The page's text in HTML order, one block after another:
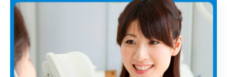
ある
舌のふちに歯型のデコボコがついている
これらの症状の原因は、クレンチングの可能性がありま
す。放置しておく色々な悪影響を及ぼすため、できるだ
け早く歯ぎしり治療の相談をしましょう。